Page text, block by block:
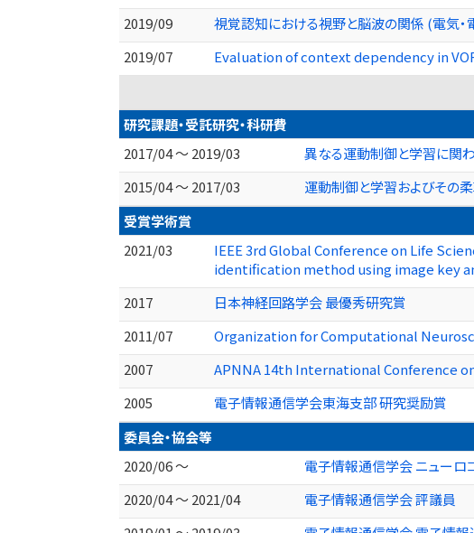
2019/09
視覚認知における視野と脳波の関係 (電気
2019/07
Evaluation of context dependency in
研究課題・受託研究・科研費
2017/04 ～ 2019/03
異なる運動制御と学習に関
2015/04 ～ 2017/03
運動制御と学習およびその
受賞学術賞
2021/03
IEEE 3rd Global Conference on Life
identification method using image key
2017
日本神経回路学会 最優秀研究賞
2011/07
Organization for Computational
2007
APNNA 14th International Conference
2005
電子情報通信学会東海支部 研究奨励賞
委員会・協会等
2020/06 ～
電子情報通信学会 ニューロ
2020/04 ～ 2021/04
電子情報通信学会 評議員